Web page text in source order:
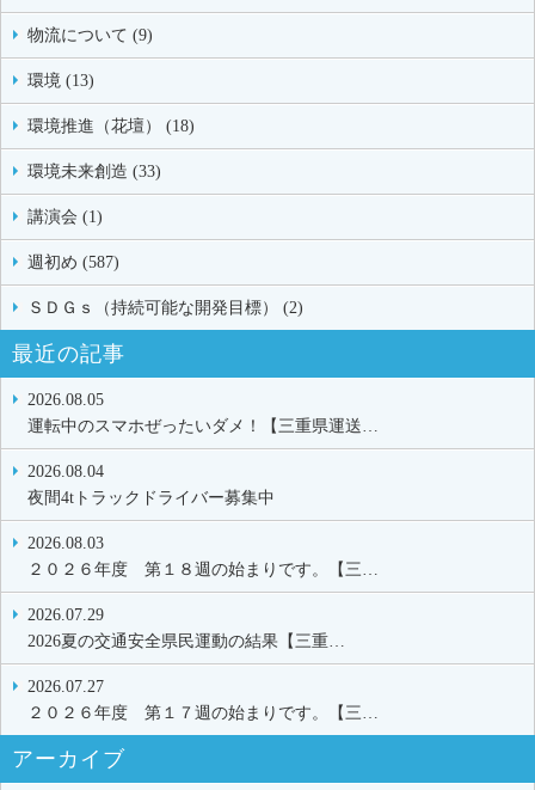
物流について (9)
環境 (13)
環境推進（花壇） (18)
環境未来創造 (33)
講演会 (1)
週初め (587)
ＳＤＧｓ（持続可能な開発目標） (2)
最近の記事
2026.08.05
運転中のスマホぜったいダメ！【三重県運送…
2026.08.04
夜間4tトラックドライバー募集中
2026.08.03
２０２６年度 第１８週の始まりです。【三…
2026.07.29
2026夏の交通安全県民運動の結果【三重…
2026.07.27
２０２６年度 第１７週の始まりです。【三…
アーカイブ